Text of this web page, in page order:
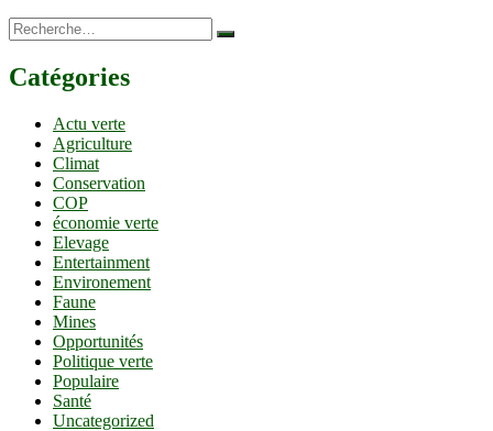
Recherche…
Catégories
Actu verte
Agriculture
Climat
Conservation
COP
économie verte
Elevage
Entertainment
Environement
Faune
Mines
Opportunités
Politique verte
Populaire
Santé
Uncategorized